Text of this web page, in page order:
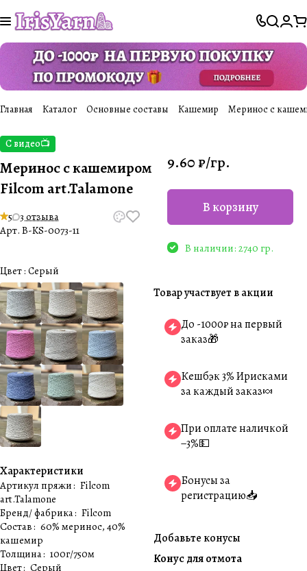
Главная Каталог Основные составы Кашемир Меринос с
С видео📺
Меринос с кашемиром
Filcom art.Talamone
5 3 отзыва
Арт. B-KS-0073-11
Цвет : Серый
Характеристики
Артикул пряжи: Filcom
art.Talamone
Бренд/ фабрика: Filcom
Состав: 60% меринос, 40%
кашемир
Толщина: 100г/750м
Цвет: Серый
9.60 ₽/гр.
В корзину
В наличии: 2740 гр.
Товар участвует в акции
До -1000₽ на первый
заказ🎁
Кешбэк 3% Ирисками
за каждый заказ🍬
При оплате наличкой
−3%💵
Бонусы за
регистрацию📥
Добавьте конусы
Конус для отмота